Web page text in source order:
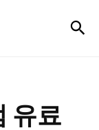
유료